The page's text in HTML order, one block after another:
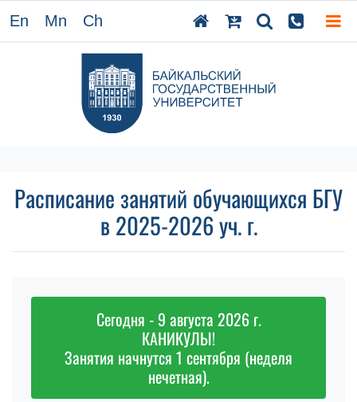
En Mn Ch
Расписание занятий обучающихся БГУ
в 2025-2026 уч. г.
Сегодня - 9 августа 2026 г.
КАНИКУЛЫ!
Занятия начнутся 1 сентября (неделя
нечетная).